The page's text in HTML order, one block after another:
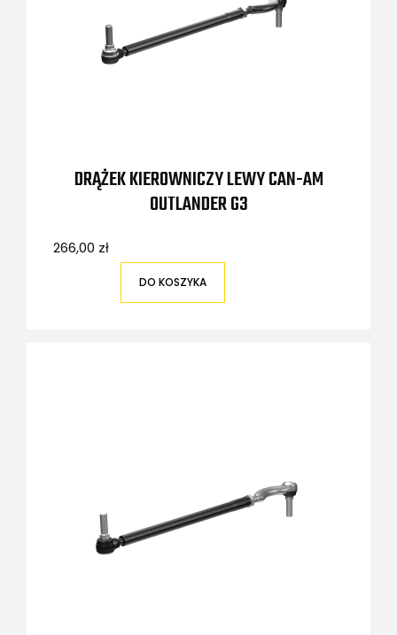
DRĄŻEK KIEROWNICZY LEWY CAN-AM
OUTLANDER G3
266,00 zł
DO KOSZYKA